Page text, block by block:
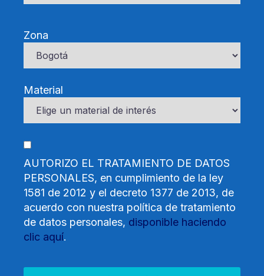
Zona
Material
AUTORIZO EL TRATAMIENTO DE DATOS
PERSONALES, en cumplimiento de la ley
1581 de 2012 y el decreto 1377 de 2013, de
acuerdo con nuestra política de tratamiento
de datos personales, disponible haciendo
clic aquí.